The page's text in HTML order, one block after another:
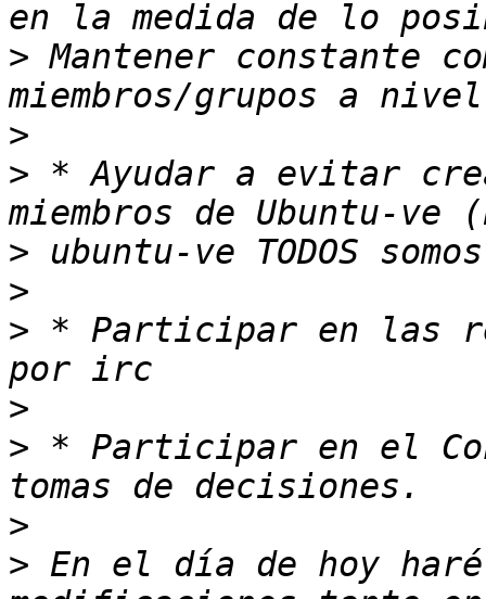
> Mantener constante
>
> * Ayudar a evitar
>
>
> * Participar en las
>
> * Participar en el
>
> En el día de hoy